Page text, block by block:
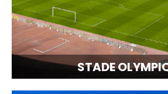
STADE